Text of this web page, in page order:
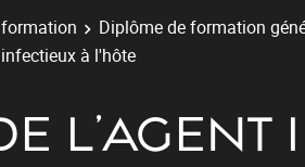
Diplôme de formation
à l'hôte